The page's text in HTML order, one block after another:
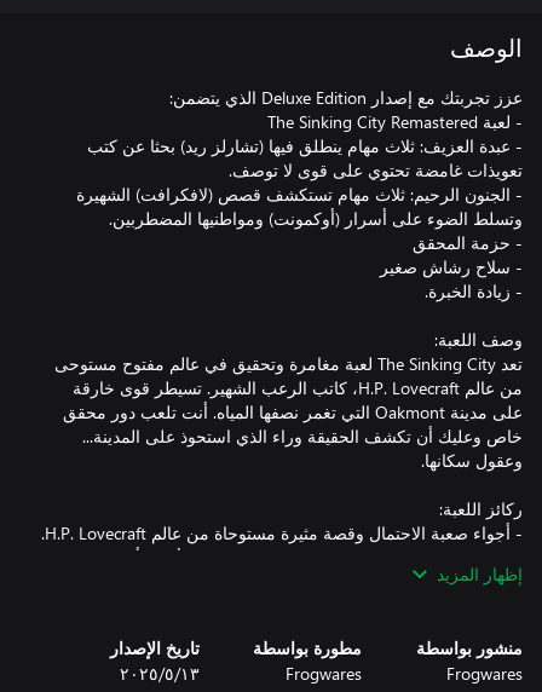
الوصف
- عبدة العزيف: ثلاث مهام ينطلق فيها (تشارلز ريد) بحثا عن كتب
- الجنون الرحيم: ثلاث مهام تستكشف قصص (لافكرافت) الشهيرة
تعد The Sinking City‏ لعبة مغامرة وتحقيق في عالم مفتوح مستوحى
من عالم H.P. Lovecraft، كاتب الرعب الشهير. تسيطر قوى خارقة
على مدينة Oakmont التي تغمر نصفها المياه. أنت تلعب دور محقق
خاص وعليك أن تكشف الحقيقة وراء الذي استحوذ على المدينة...
- عالم مفتوح فسيح يمكن استكشافه سيرًا على الأقدام أو عن طريق
- ترسانة أسلحة من عشرينيات القرن العشرين للإطاحة بالمخلوقات
إظهار المزيد
منشور بواسطة
Frogwares
مطورة بواسطة
Frogwares
تاريخ الإصدار
١٣‏/٥‏/٢٠٢٥